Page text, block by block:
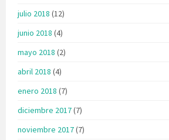
julio 2018 (12)
junio 2018 (4)
mayo 2018 (2)
abril 2018 (4)
enero 2018 (7)
diciembre 2017(7)
noviembre 2017(7)